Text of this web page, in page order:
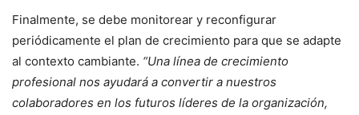
Finalmente, se debe monitorear y reconfigurar
periódicamente el plan de crecimiento para que se adapte
al contexto cambiante. “Una línea de crecimiento
profesional nos ayudará a convertir a nuestros
colaboradores en los futuros líderes de la organización,